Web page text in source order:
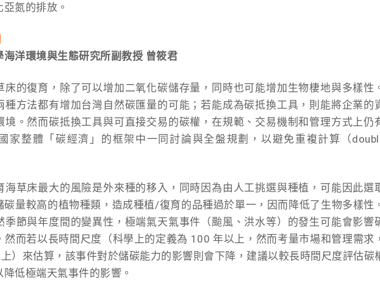
氮的排放。
海洋環境與生態研究所副教授 曾筱君
床的復育，除了可以增加二氧化碳儲存量，同時也可能增加生物棲地與多樣性
種方法都有增加台灣自然碳匯量的可能；若能成為碳抵換工具，則能將企業的
境。然而碳抵換工具與可直接交易的碳權，在規範、交易機制和管理方式上仍
家整體「碳經濟」的框架中一同討論與全盤規劃，以避免重複計算（
海草床最大的風險是外來種的移入，同時因為由人工挑選與種植，可能因此選
碳量較高的植物種類，造成種植/復育的品種過於單一，因而降低了生物多樣性
季節與年度間的變異性，極端氣天氣事件（颱風、洪水等）的發生可能會影響
然而若以長時間尺度（科學上的定義為 100 年以上，然而考量市場和管理需求，
）來估算，該事件對於儲碳能力的影響則會下降，建議以較長時間尺度評估碳
低極端天氣事件的影響。